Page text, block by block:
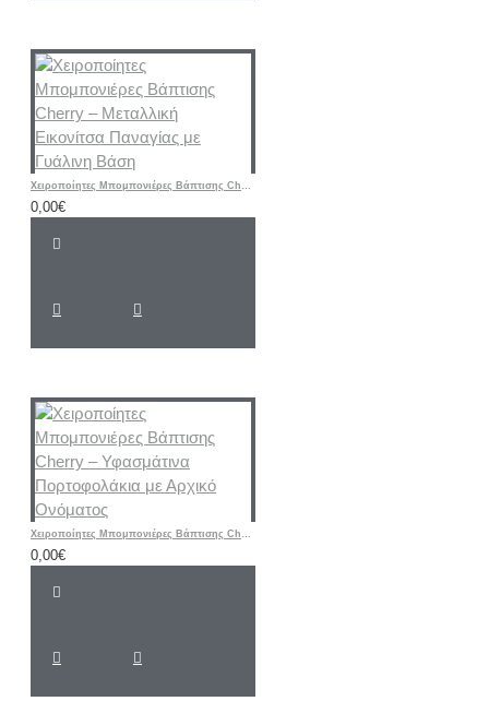
Χειροποίητες Μπομπονιέρες Βάπτισης Cherry – Μεταλλική Εικονίτσα Παναγίας με Γυάλινη Βάση
0,00€
Χειροποίητες Μπομπονιέρες Βάπτισης Cherry – Υφασμάτινα Πορτοφολάκια με Αρχικό Ονόματος
0,00€